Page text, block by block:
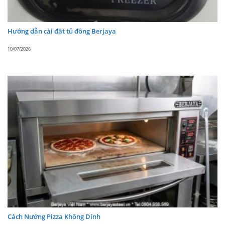
Hướng dẫn cài đặt tủ đông Berjaya
10/07/2026
Cách Nướng Pizza Không Dính